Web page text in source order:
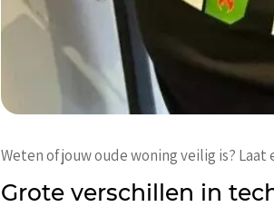
Weten of jouw oude woning veilig is? Laat
Grote verschillen in